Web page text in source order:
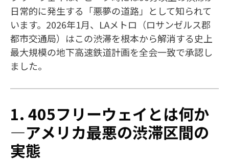
日常的に発生する「悪夢の道路」として知られて
います。2026年1月、LAメトロ（ロサンゼルス郡
都市交通局）はこの渋滞を根本から解消する史上
最大規模の地下高速鉄道計画を全会一致で承認し
ました。
1. 405フリーウェイとは何か
—アメリカ最悪の渋滞区間の
実態